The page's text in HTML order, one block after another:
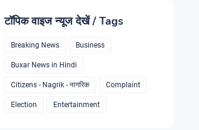
टॉपिक वाइज न्यूज देखें / Tags
Breaking News Business
Buxar News in Hindi
Citizens - Nagrik - नागरिक Complaint
Election Entertainment